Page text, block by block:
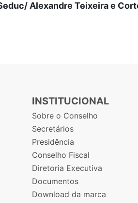
Alexandre Teixeira e
INSTITUCIONAL
Sobre o Conselho
Secretários
Presidência
Conselho Fiscal
Diretoria Executiva
Documentos
Download da marca